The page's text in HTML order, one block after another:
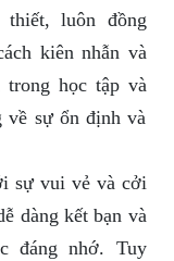
luôn đồng
kiên nhẫn và
học tập và
về sự ổn định và
sự vui vẻ và cởi
dàng kết bạn và
đáng nhớ. Tuy